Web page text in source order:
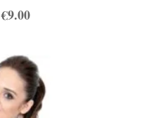
Algne
oli:
€22.00.
€9.00Praegune
on:
€9.00.